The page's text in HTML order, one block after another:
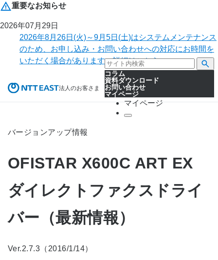
重要なお知らせ
2026年07月29日
2026年8月26日(火)～9月5日(土)はシステムメンテナンス
のため、お申し込み・お問い合わせへの対応にお時間を
いただく場合があります。詳細はこちら。
法人のお客さま
コラム
資料ダウンロード
お問い合わせ
マイページ
マイページ
バージョンアップ情報
OFISTAR X600C ART EX
ダイレクトファクスドライ
バー（最新情報）
Ver.2.7.3（2016/1/14）